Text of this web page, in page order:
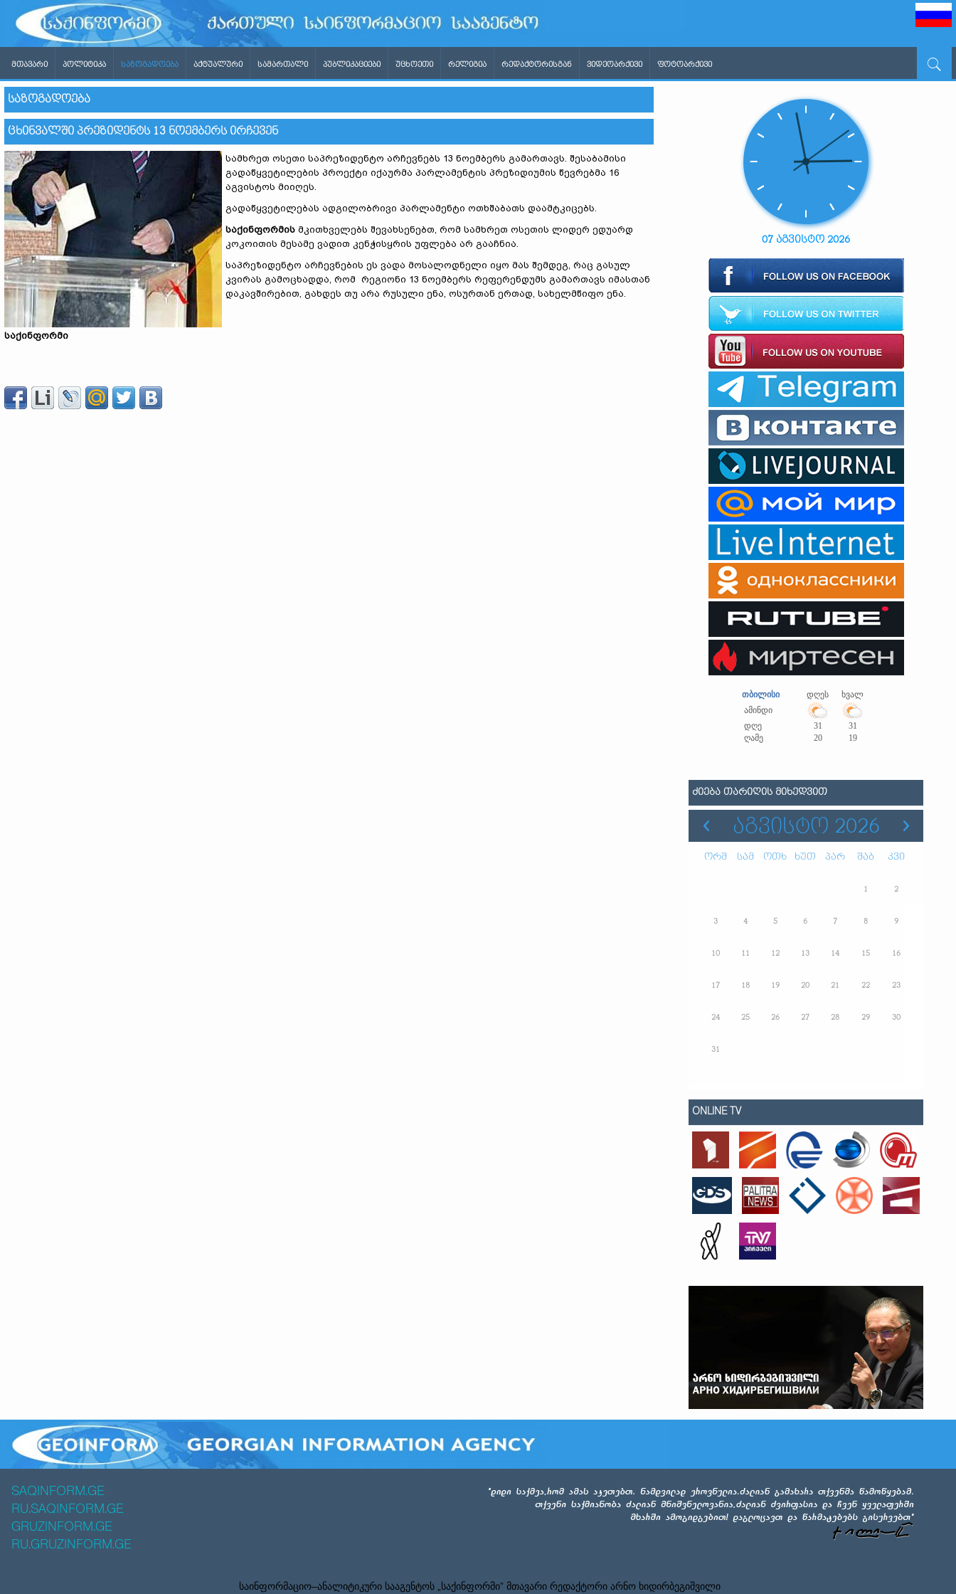
ᲛᲗᲐᲕᲐᲠᲘ ᲞᲝᲚᲘᲢᲘᲙᲐ ᲡᲐᲖᲝᲒᲐᲓᲝᲔᲑᲐ ᲐᲥᲢᲣᲐᲚᲣᲠᲘ ᲡᲐᲛᲐᲠᲗᲐᲚᲘ ᲞᲣᲑᲚᲘᲙᲐᲪᲘᲔᲑᲘ ᲣᲪᲮᲝᲔᲗᲘ ᲠᲔᲚᲘᲒᲘᲐ ᲠᲔᲓᲐᲥᲢᲝᲠᲘᲡᲒᲐᲜ ᲕᲘᲓᲔᲝᲐᲠᲥᲘᲕᲘ ᲤᲝᲢᲝᲐᲠᲥᲘᲕᲘ
ᲡᲐᲖᲝᲒᲐᲓᲝᲔᲑᲐ
ᲪᲮᲘᲜᲕᲐᲚᲨᲘ ᲞᲠᲔᲖᲘᲓᲔᲜᲢᲡ 13 ᲜᲝᲔᲛᲑᲔᲠᲡ ᲘᲠᲩᲔᲕᲔᲜ
სამხრეთ ოსეთი საპრეზიდენტო არჩევნებს 13 ნოემბერს გამართავს. შესაბამისი
გადაწყვეტილების პროექტი იქაურმა პარლამენტის პრეზიდიუმის წევრებმა 16
აგვისტოს მიიღეს.
გადაწყვეტილებას ადგილობრივი პარლამენტი ოთხშაბათს დაამტკიცებს.
საქინფორმის მკითხველებს შევახსენებთ, რომ სამხრეთ ოსეთის ლიდერ ედუარდ
კოკოითის მესამე ვადით კენჭისყრის უფლება არ გააჩნია.
საპრეზიდენტო არჩევნების ეს ვადა მოსალოდნელი იყო მას შემდეგ, რაც გასულ
კვირას გამოცხადდა, რომ რეგიონი 13 ნოემბერს რეფერენდუმს გამართავს იმასთან
დაკავშირებით, გახდეს თუ არა რუსული ენა, ოსურთან ერთად, სახელმწიფო ენა.
საქინფორმი
07 აგვისტო 2026
თბილისი დღეს
ხვალ
ამინდი
დღე
31
31
ღამე
20 19
ᲫᲘᲔᲑᲐ ᲗᲐᲠᲘᲦᲘᲡ ᲛᲘᲮᲔᲓᲕᲘᲗ
ᲐᲒᲕᲘᲡᲢᲝ 2026
ორშ სამ ოთხ ხუთ პარ შაბ კვი
1 2
3 4 5 6 7 8 9
10 11 12 13 14 15 16
17 18 19 20 21 22 23
24 25 26 27 28 29 30
31
ONLINE TV
SAQINFORM.GE
RU.SAQINFORM.GE
GRUZINFORM.GE
RU.GRUZINFORM.GE
საინფორმაციო–ანალიტიკური სააგენტოს „საქინფორმი” მთავარი რედაქტორი არნო ხიდირბეგიშვილი